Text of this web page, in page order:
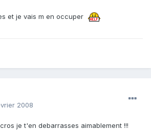
et je vais m en occuper
2008
je t'en debarrasses aimablement !!!